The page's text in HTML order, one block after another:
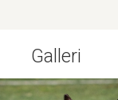
Galleri